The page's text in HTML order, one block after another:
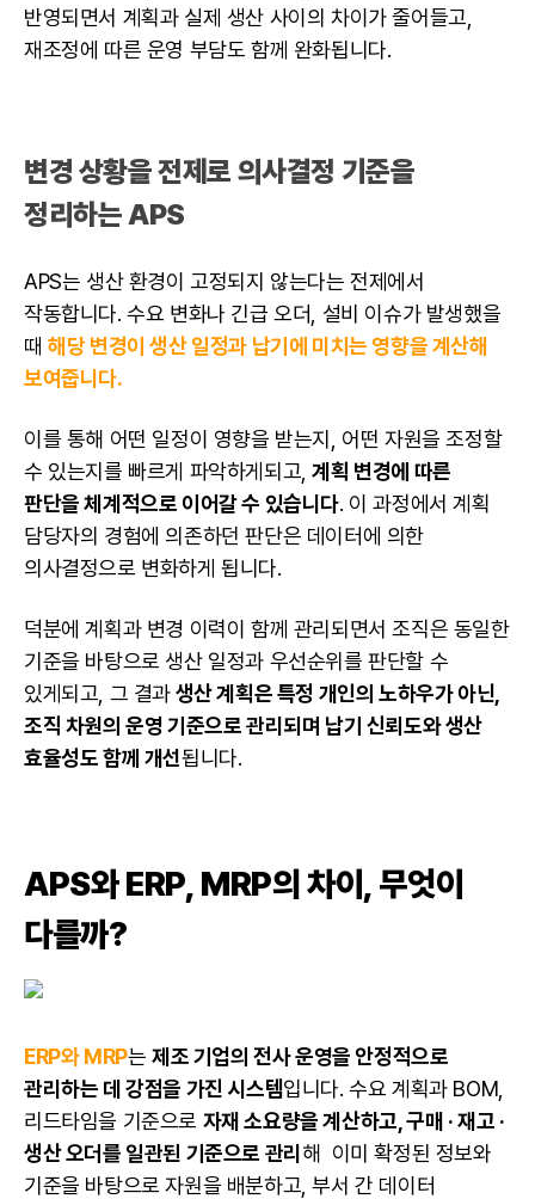
반영되면서 계획과 실제 생산 사이의 차이가 줄어들고,
재조정에 따른 운영 부담도 함께 완화됩니다.
변경 상황을 전제로 의사결정 기준을
정리하는 APS
APS는 생산 환경이 고정되지 않는다는 전제에서
작동합니다. 수요 변화나 긴급 오더, 설비 이슈가 발생했을
때해당 변경이 생산 일정과 납기에 미치는 영향을 계산해
보여줍니다.
이를 통해 어떤 일정이 영향을 받는지, 어떤 자원을 조정할
수 있는지를 빠르게 파악하게되고,계획 변경에 따른
판단을 체계적으로 이어갈 수 있습니다. 이 과정에서 계획
담당자의 경험에 의존하던 판단은 데이터에 의한
의사결정으로 변화하게 됩니다.
덕분에 계획과 변경 이력이 함께 관리되면서 조직은 동일한
기준을 바탕으로 생산 일정과 우선순위를 판단할 수
있게되고, 그 결과생산 계획은 특정 개인의 노하우가 아닌,
조직 차원의 운영 기준으로 관리되며 납기 신뢰도와 생산
효율성도 함께 개선됩니다.
APS와 ERP, MRP의 차이, 무엇이
다를까?
ERP와 MRP는제조 기업의 전사 운영을 안정적으로
관리하는 데 강점을 가진 시스템입니다. 수요 계획과 BOM,
리드타임을 기준으로 자재 소요량을 계산하고, 구매 · 재고 ·
생산 오더를 일관된 기준으로 관리해 이미 확정된 정보와
기준을 바탕으로 자원을 배분하고, 부서 간 데이터